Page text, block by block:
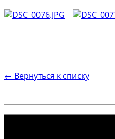
← Вернуться к списку